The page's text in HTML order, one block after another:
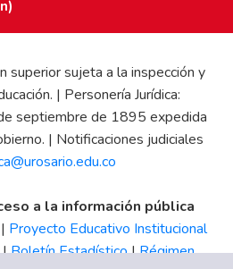
superior sujeta a la inspección y
| Personería Jurídica:
septiembre de 1895 expedida
| Notificaciones judiciales
a la información pública
| Proyecto Educativo Institucional
Boletín Estadístico|Régimen